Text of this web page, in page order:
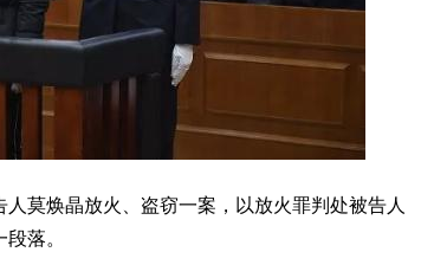
莫焕晶放火、盗窃一案，以放火罪判处被告人
落。